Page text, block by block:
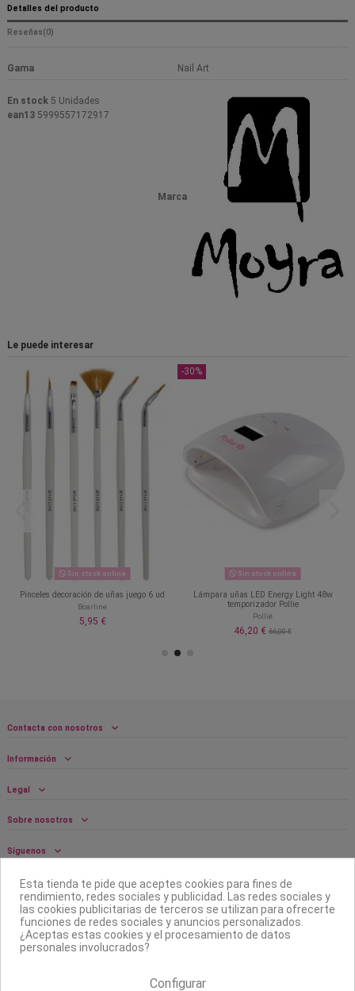
Detalles del producto
Reseñas(0)
Gama Nail Art
Marca
En stock 5 Unidades
ean13 5999557172917
Le puede interesar
Sin stock online
Pinceles decoración de uñas juego 6 ud
Boarline
5,95 €
-30%
Sin stock online
Lámpara uñas LED Energy Light 48w
temporizador Pollie
Pollié
46,20 € 66,00 €
Contacta con nosotros
Información
Legal
Sobre nosotros
Síguenos
Boletín
Esta tienda te pide que aceptes cookies para fines de
rendimiento, redes sociales y publicidad. Las redes sociales y
las cookies publicitarias de terceros se utilizan para ofrecerte
funciones de redes sociales y anuncios personalizados.
¿Aceptas estas cookies y el procesamiento de datos
personales involucrados?
Configurar